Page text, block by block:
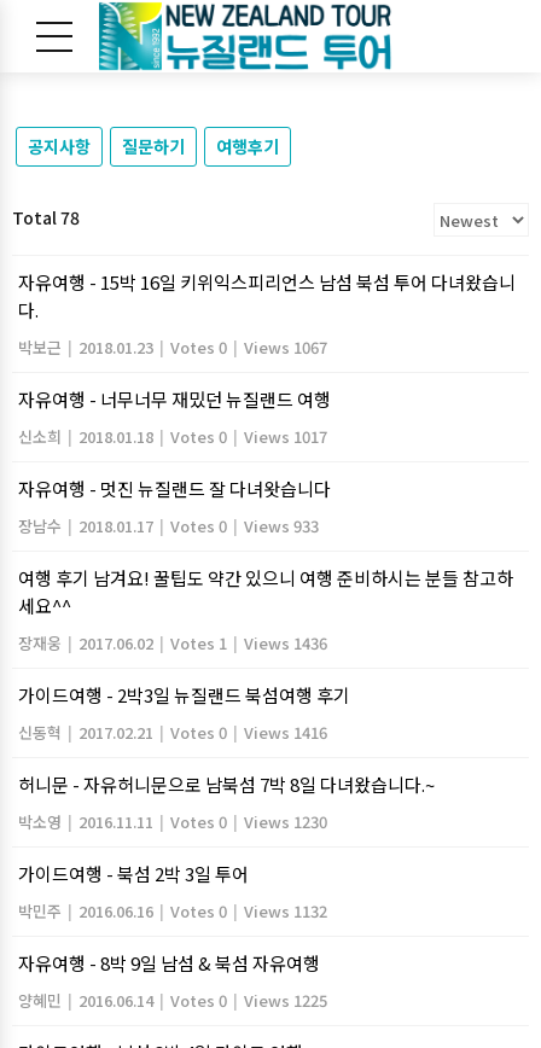
공지사항 질문하기 여행후기
Total 78
자유여행 - 15박 16일 키위익스피리언스 남섬 북섬 투어 다녀왔습니
다.
박보근 | 2018.01.23 | Votes 0 | Views 1067
자유여행 - 너무너무 재밌던 뉴질랜드 여행
신소희 | 2018.01.18 | Votes 0 | Views 1017
자유여행 - 멋진 뉴질랜드 잘 다녀왓습니다
장남수 | 2018.01.17 | Votes 0 | Views 933
여행 후기 남겨요! 꿀팁도 약간 있으니 여행 준비하시는 분들 참고하
세요^^
장재웅 | 2017.06.02 | Votes 1 | Views 1436
가이드여행 - 2박3일 뉴질랜드 북섬여행 후기
신동혁 | 2017.02.21 | Votes 0 | Views 1416
허니문 - 자유허니문으로 남북섬 7박 8일 다녀왔습니다.~
박소영 | 2016.11.11 | Votes 0 | Views 1230
가이드여행 - 북섬 2박 3일 투어
박민주 | 2016.06.16 | Votes 0 | Views 1132
자유여행 - 8박 9일 남섬 & 북섬 자유여행
양혜민 | 2016.06.14 | Votes 0 | Views 1225